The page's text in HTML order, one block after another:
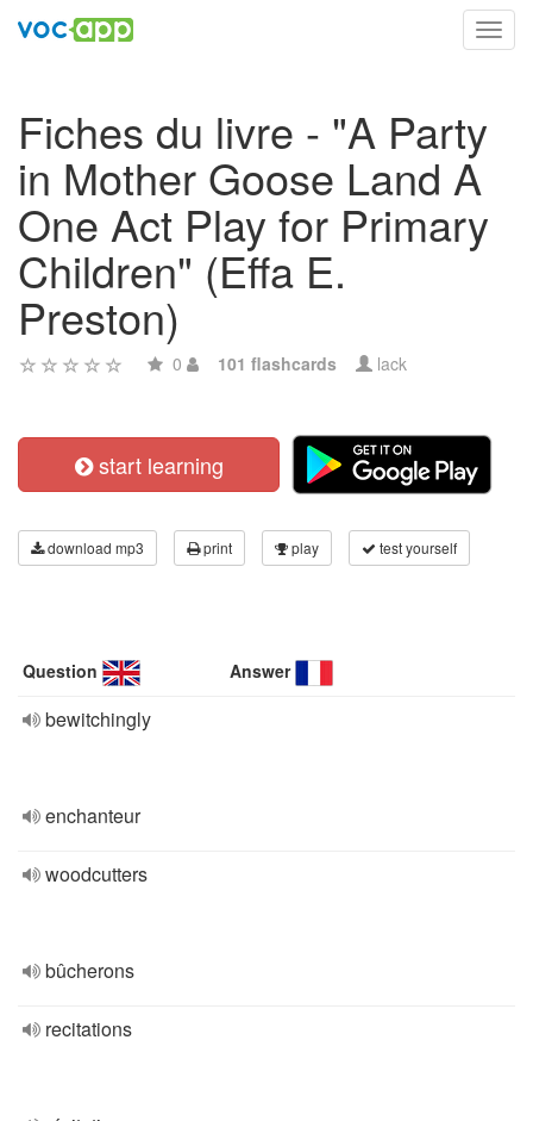
Fiches du livre - "A Party
in Mother Goose Land A
One Act Play for Primary
Children" (Effa E.
Preston)
0 101 flashcards lack
start learning
download mp3 print play test yourself
Question Answer
bewitchingly
enchanteur
woodcutters
bûcherons
recitations